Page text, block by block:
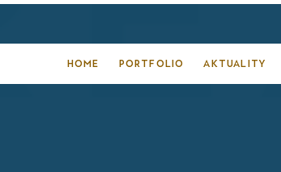
HOME PORTFOLIO AKTUALITY